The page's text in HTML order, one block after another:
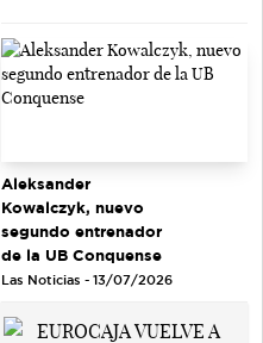
Aleksander
Kowalczyk, nuevo
segundo entrenador
de la UB Conquense
Las Noticias - 13/07/2026